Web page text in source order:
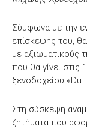
Σύμφωνα με την
επίσκεψής του,
με αξιωματικούς
που θα γίνει στις
ξενοδοχείου «Du
Στη σύσκεψη
ζητήματα που